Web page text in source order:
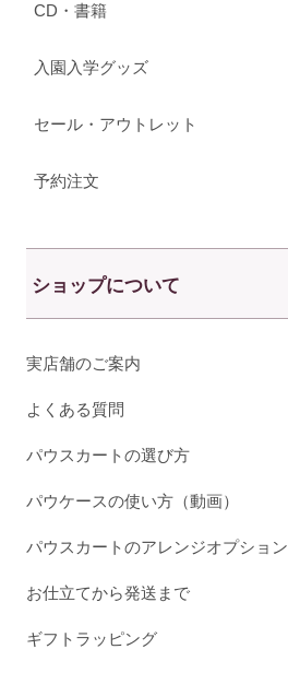
CD・書籍
入園入学グッズ
セール・アウトレット
予約注文
ショップについて
実店舗のご案内
よくある質問
パウスカートの選び方
パウケースの使い方（動画）
パウスカートのアレンジオプション
お仕立てから発送まで
ギフトラッピング